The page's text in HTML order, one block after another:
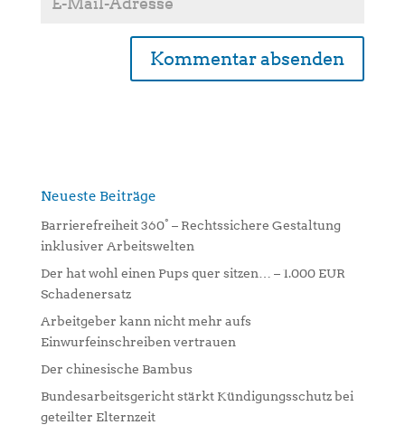
n
v
e
:
Neueste Beiträge
Barrierefreiheit 360° – Rechtssichere Gestaltung
inklusiver Arbeitswelten
Der hat wohl einen Pups quer sitzen… – 1.000 EUR
Schadenersatz
Arbeitgeber kann nicht mehr aufs
Einwurfeinschreiben vertrauen
Der chinesische Bambus
Bundesarbeitsgericht stärkt Kündigungsschutz bei
geteilter Elternzeit